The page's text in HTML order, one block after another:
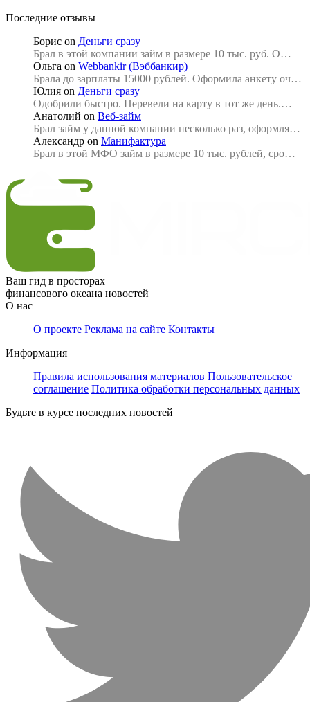
Последние отзывы
Борис on Деньги сразу
Брал в этой компании займ в размере 10 тыс. руб. О…
Ольга on Webbankir (Вэббанкир)
Брала до зарплаты 15000 рублей. Оформила анкету оч…
Юлия on Деньги сразу
Одобрили быстро. Перевели на карту в тот же день.…
Анатолий on Веб-займ
Брал займ у данной компании несколько раз, оформля…
Александр on Манифактура
Брал в этой МФО займ в размере 10 тыс. рублей, сро…
Ваш гид в просторах
финансового океана новостей
О нас
О проекте Реклама на сайте Контакты
Информация
Правила использования материалов Пользовательское
соглашение Политика обработки персональных данных
Будьте в курсе последних новостей